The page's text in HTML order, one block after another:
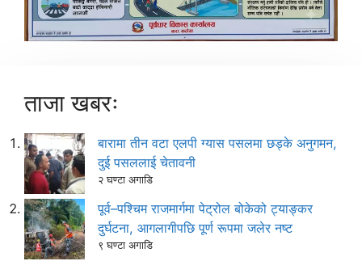
ताजा खबरः
बारामा तीन वटा एलपी ग्यास पसलमा छड्के अनुगमन,
दुई पसललाई चेतावनी
२ घण्टा अगाडि
पूर्व–पश्चिम राजमार्गमा पेट्रोल बोकेको ट्याङ्कर
दुर्घटना, आगलागीपछि पूर्ण रूपमा जलेर नष्ट
९ घण्टा अगाडि